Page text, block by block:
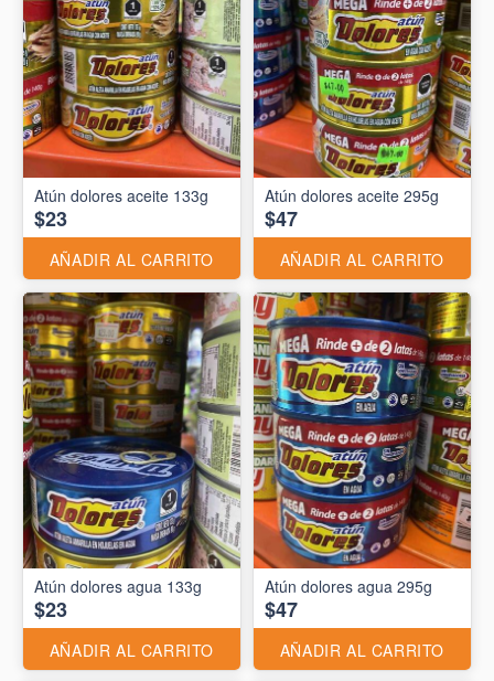
Atún dolores aceite 133g
$23
AÑADIR AL CARRITO
Atún dolores aceite 295g
$47
AÑADIR AL CARRITO
Atún dolores agua 133g
$23
AÑADIR AL CARRITO
Atún dolores agua 295g
$47
AÑADIR AL CARRITO